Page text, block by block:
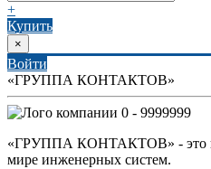
+
Купить
×
Войти
«ГРУППА КОНТАКТОВ»
0 - 9999999
«ГРУППА КОНТАКТОВ» - это
мире инженерных систем.